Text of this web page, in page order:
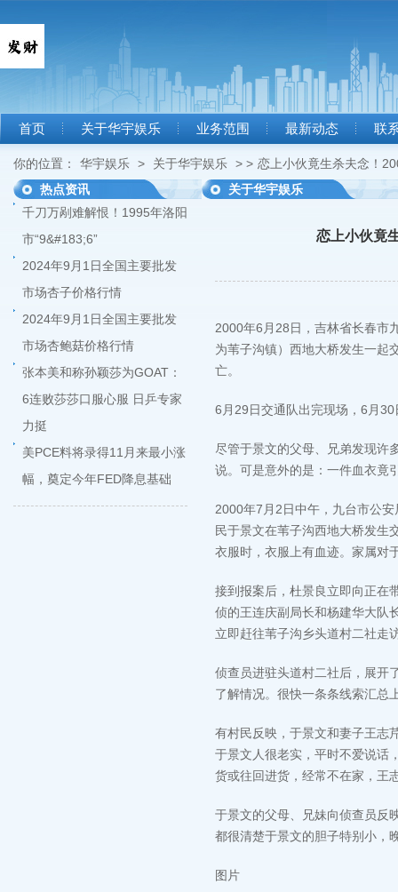
首页 关于华宇娱乐 业务范围 最新动态 联
你的位置： 华宇娱乐 > 关于华宇娱乐 > > 恋上小伙竟生杀夫念！
热点资讯
千刀万剐难解恨！1995年洛阳
市“9&#183;6”
2024年9月1日全国主要批发
市场杏子价格行情
2024年9月1日全国主要批发
市场杏鲍菇价格行情
张本美和称孙颖莎为GOAT：
6连败莎莎口服心服 日乒专家
力挺
美PCE料将录得11月来最小涨
幅，奠定今年FED降息基础
关于华宇娱乐
恋上小伙竟
2000年6月28日，吉林省长春市
为苇子沟镇）西地大桥发生一起
亡。
6月29日交通队出完现场，6月
尽管于景文的父母、兄弟发现许
说。可是意外的是：一件血衣
2000年7月2日中午，九台市公
民于景文在苇子沟西地大桥发生
衣服时，衣服上有血迹。家属对
接到报案后，杜景良立即向正在
侦的王连庆副局长和杨建华大队
立即赶往苇子沟乡头道村二社走
侦查员进驻头道村二社后，展开
了解情况。很快一条条线索汇总
有村民反映，于景文和妻子王志
于景文人很老实，平时不爱说话
货或往回进货，经常不在家，王
于景文的父母、兄妹向侦查员反
都很清楚于景文的胆子特别小，
图片